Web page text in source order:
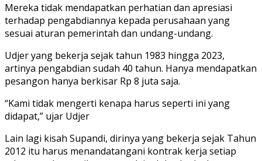
Mereka tidak mendapatkan perhatian dan apresiasi
terhadap pengabdiannya kepada perusahaan yang
sesuai aturan pemerintah dan undang-undang.
Udjer yang bekerja sejak tahun 1983 hingga 2023,
artinya pengabdian sudah 40 tahun. Hanya mendapatkan
pesangon hanya berkisar Rp 8 juta saja.
“Kami tidak mengerti kenapa harus seperti ini yang
didapat,” ujar Udjer
Lain lagi kisah Supandi, dirinya yang bekerja sejak Tahun
2012 itu harus menandatangani kontrak kerja setiap